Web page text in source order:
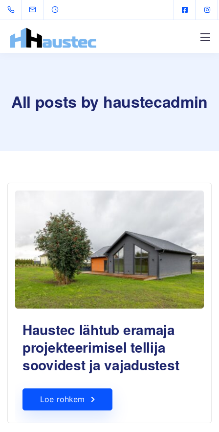
All posts by haustecadmin
Haustec lähtub eramaja
projekteerimisel tellija
soovidest ja vajadustest
Loe rohkem